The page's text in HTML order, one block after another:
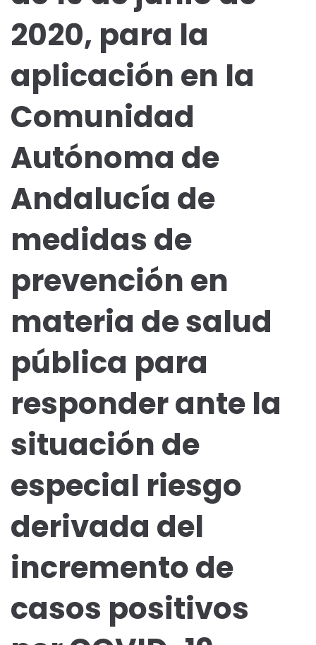
2020, para la
aplicación en la
Comunidad
Autónoma de
Andalucía de
medidas de
prevención en
materia de salud
pública para
responder ante la
situación de
especial riesgo
derivada del
incremento de
casos positivos